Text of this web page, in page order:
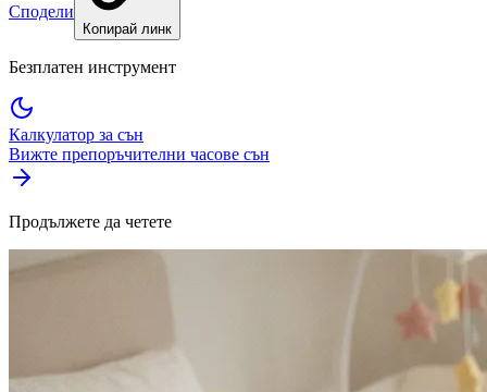
Сподели
Копирай линк
Безплатен инструмент
Калкулатор за сън
Вижте препоръчителни часове сън
Продължете да четете